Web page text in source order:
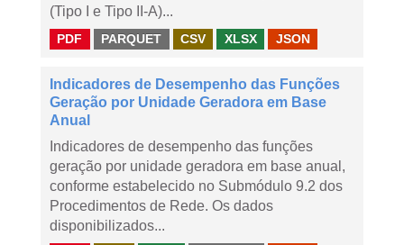
(Tipo I e Tipo II-A)...
PDF PARQUET CSV XLSX JSON
Indicadores de Desempenho das Funções
Geração por Unidade Geradora em Base
Anual
Indicadores de desempenho das funções
geração por unidade geradora em base anual,
conforme estabelecido no Submódulo 9.2 dos
Procedimentos de Rede. Os dados
disponibilizados...